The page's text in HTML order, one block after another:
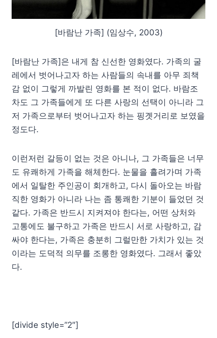
[바람난 가족] (임상수, 2003)
[바람난 가족]은 내게 참 신선한 영화였다. 가족의 굴
레에서 벗어나고자 하는 사람들의 속내를 아무 죄책
감 없이 그렇게 까발린 영화를 본 적이 없다. 바람조
차도 그 가족들에게 또 다른 사랑의 선택이 아니라 그
저 가족으로부터 벗어나고자 하는 핑곗거리로 보였을
정도다.
이런저런 갈등이 없는 것은 아니나, 그 가족들은 너무
도 유쾌하게 가족을 해체한다. 눈물을 흘려가며 가족
에서 일탈한 주인공이 회개하고, 다시 돌아오는 바람
직한 영화가 아니라 나는 좀 통쾌한 기분이 들었던 것
같다. 가족은 반드시 지켜져야 한다는, 어떤 상처와
고통에도 불구하고 가족은 반드시 서로 사랑하고, 감
싸야 한다는, 가족은 충분히 그럴만한 가치가 있는 것
이라는 도덕적 의무를 조롱한 영화였다. 그래서 좋았
다.
[divide style=”2″]